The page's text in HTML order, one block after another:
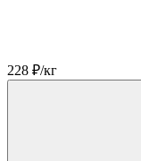
228 ₽/кг